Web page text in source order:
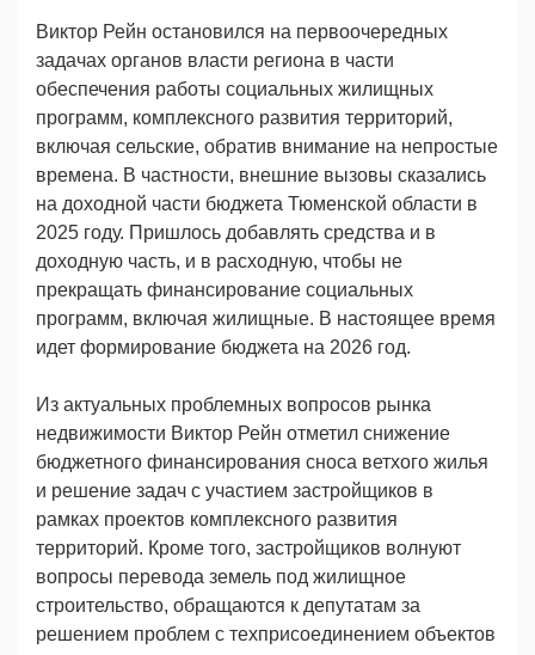
Виктор Рейн остановился на первоочередных
задачах органов власти региона в части
обеспечения работы социальных жилищных
программ, комплексного развития территорий,
включая сельские, обратив внимание на непростые
времена. В частности, внешние вызовы сказались
на доходной части бюджета Тюменской области в
2025 году. Пришлось добавлять средства и в
доходную часть, и в расходную, чтобы не
прекращать финансирование социальных
программ, включая жилищные. В настоящее время
идет формирование бюджета на 2026 год.
Из актуальных проблемных вопросов рынка
недвижимости Виктор Рейн отметил снижение
бюджетного финансирования сноса ветхого жилья
и решение задач с участием застройщиков в
рамках проектов комплексного развития
территорий. Кроме того, застройщиков волнуют
вопросы перевода земель под жилищное
строительство, обращаются к депутатам за
решением проблем с техприсоединением объектов